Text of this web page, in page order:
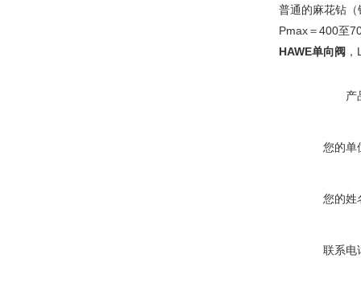
普通的麻花钻
Pmax＝400至
HAWE单向阀
产
您的单
您的姓
联系电